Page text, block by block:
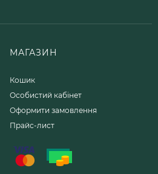
МАГАЗИН
Кошик
Особистий кабінет
Оформити замовлення
Прайс-лист